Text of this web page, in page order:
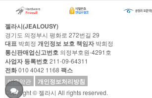
젤라시(JEALOUSY)
경기도 의정부시 평화로 272번길 29
대표 박희정 개인정보 보호 책임자박희정
통신판매업신고번호 의정부호원-4291호
사업자 등록번호211-09-64311
전화010 4042 1168 팩스
이용약관 개인정보처리방침
Copyright © 젤라시 All rights reserved.